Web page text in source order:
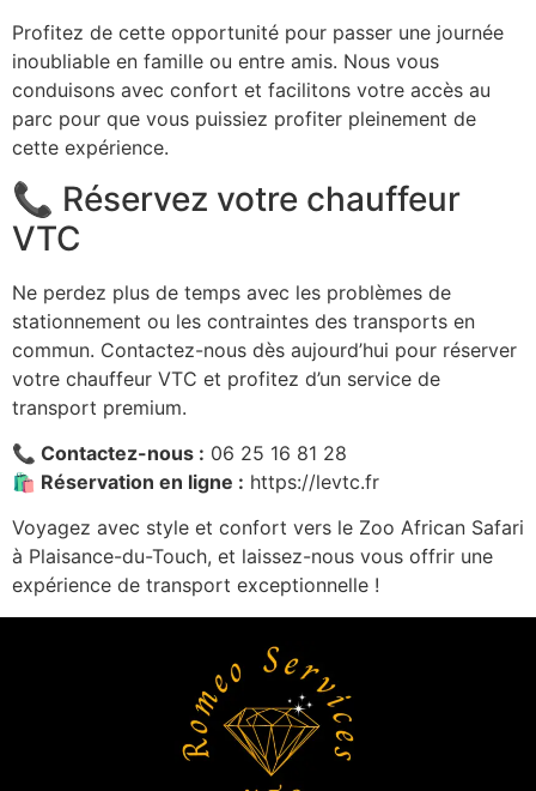
Profitez de cette opportunité pour passer une journée
inoubliable en famille ou entre amis. Nous vous
conduisons avec confort et facilitons votre accès au
parc pour que vous puissiez profiter pleinement de
cette expérience.
📞 Réservez votre chauffeur
VTC
Ne perdez plus de temps avec les problèmes de
stationnement ou les contraintes des transports en
commun. Contactez-nous dès aujourd’hui pour réserver
votre chauffeur VTC et profitez d’un service de
transport premium.
📞 Contactez-nous : 06 25 16 81 28
🛍️ Réservation en ligne : https://levtc.fr
Voyagez avec style et confort vers le Zoo African Safari
à Plaisance-du-Touch, et laissez-nous vous offrir une
expérience de transport exceptionnelle !